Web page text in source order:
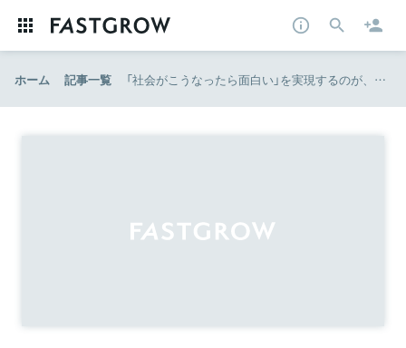
ホーム 記事一覧 「社会がこうなったら面白い」を実現するのが、自分の生き方 | ブルー・オーシャン・シフト――日本企業事例集 | ダイヤモンド・オンライン